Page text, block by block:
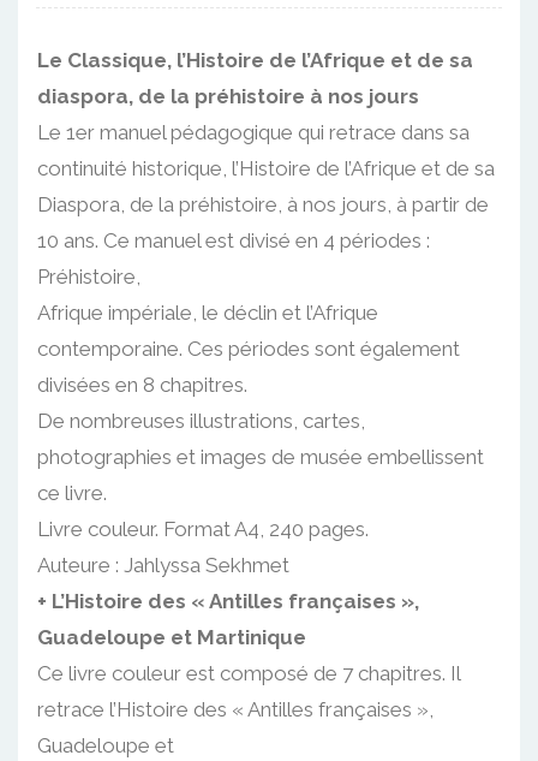
Le Classique, l’Histoire de l’Afrique et de sa
diaspora, de la préhistoire à nos jours
Le 1er manuel pédagogique qui retrace dans sa
continuité historique, l’Histoire de l’Afrique et de sa
Diaspora, de la préhistoire, à nos jours, à partir de
10 ans. Ce manuel est divisé en 4 périodes :
Préhistoire,
Afrique impériale, le déclin et l’Afrique
contemporaine. Ces périodes sont également
divisées en 8 chapitres.
De nombreuses illustrations, cartes,
photographies et images de musée embellissent
ce livre.
Livre couleur. Format A4, 240 pages.
Auteure : Jahlyssa Sekhmet
+ L’Histoire des « Antilles françaises »,
Guadeloupe et Martinique
Ce livre couleur est composé de 7 chapitres. Il
retrace l’Histoire des « Antilles françaises »,
Guadeloupe et